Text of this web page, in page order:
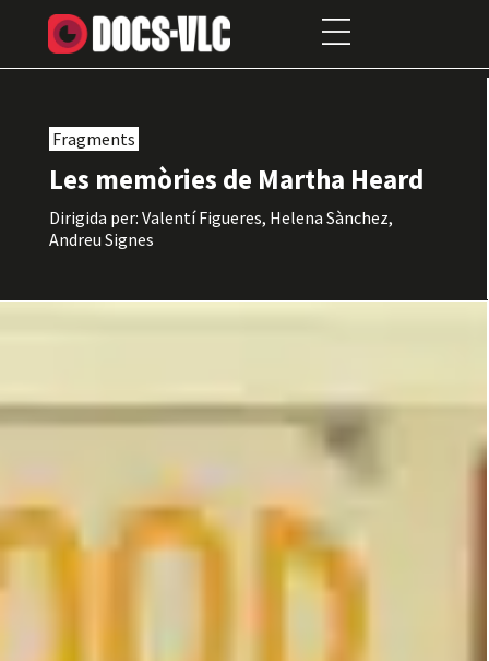
Fragments
Les memòries de Martha Heard
Dirigida per: Valentí Figueres, Helena Sànchez,
Andreu Signes